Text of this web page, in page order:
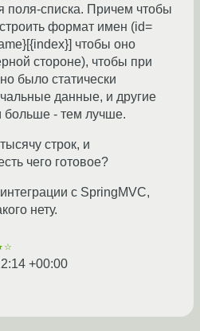
поля-списка. Причем чтобы
формат имен (id=
чтобы оно
стороне), чтобы при
было статически
данные, и другие
больше - тем лучше.
строк, и
чего готовое?
с SpringMVC,
нету.
+00:00